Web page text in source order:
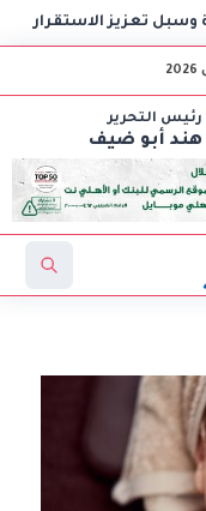
الاستقرار
رئيس التحرير
هند أبو ضيف